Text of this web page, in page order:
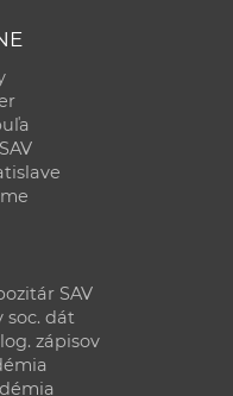
SAV
soc. dát
zápisov